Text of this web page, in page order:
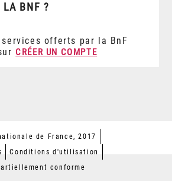
LA BNF ?
offerts par la BnF
CRÉER UN COMPTE
de France, 2017
Conditions d'utilisation
conforme